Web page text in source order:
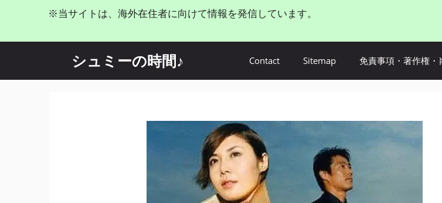
へ
※当サイトは、海外在住者に向けて情報を発信しています。
シュミーの時間♪ Contact Sitemap 免責事項・著作権・